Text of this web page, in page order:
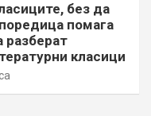
без да
помага
разберат
класици